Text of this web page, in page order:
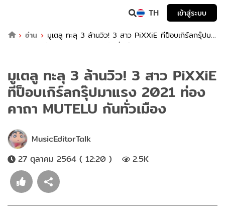
TH
เข้าสู่ระบบ
อ่าน
มูเตลู ทะลุ 3 ล้านวิว! 3 สาว PiXXiE ทีป็อบเกิร์ลกรุ๊ปมา
แรง 2021 ท่องคาถา MUTELU กันทั่วเมือง
มูเตลู ทะลุ 3 ล้านวิว! 3 สาว PiXXiE
ทีป็อบเกิร์ลกรุ๊ปมาแรง 2021 ท่อง
คาถา MUTELU กันทั่วเมือง
MusicEditorTalk
27 ตุลาคม 2564 ( 12:20 )
2.5K